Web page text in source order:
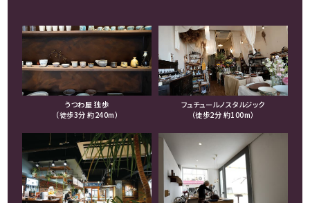
うつわ屋 独歩
（徒歩3分 約240m）
フュチュールノスタルジック
（徒歩2分 約100m）